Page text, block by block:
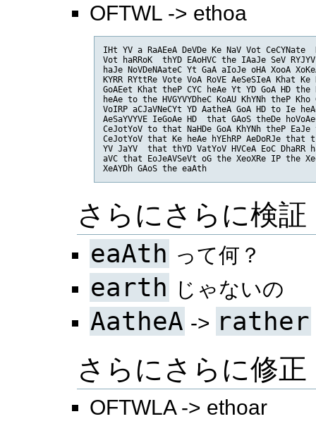
OFTWL -> ethoa
IHt YV a RaAEeA DeVDe Ke NaV Vot CeCYNate
Vot haRRoK  thYD EAoHVC the IAaJe SeV
haJe NoVDeNAateC Yt GaA aIoJe oHA XooA
KYRR RYttRe Vote VoA RoVE AeSeSIeA Khat
GoAEet Khat theP CYC heAe Yt YD GoA HD the
heAe to the HVGYVYDheC KoAU KhYNh theP
VoIRP aCJaVNeCYt YD AatheA GoA HD to Ie
AeSaYVYVE IeGoAe HD  that GAoS theDe
CeJotYoV to that NaHDe GoA KhYNh theP EaJe
CeJotYoV that Ke heAe hYEhRP AeDoRJe that
YV JaYV  that thYD VatYoV HVCeA EoC DhaRR
aVC that EoJeAVSeVt oG the XeoXRe IP the
XeAYDh GAoS the eaAth
さらにさらに検証
eaAth って何？
earth じゃないの
AatheA -> rather
さらにさらに修正
OFTWLA -> ethoar